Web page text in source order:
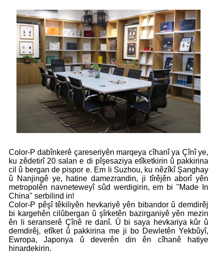
Color-P dabînkerê çareseriyên marqeya cîhanî ya Çînî ye,
ku zêdetirî 20 salan e di pîşesaziya etîketkirin û pakkirina
cil û bergan de pispor e. Em li Suzhou, ku nêzîkî Şanghay
û Nanjingê ye, hatine damezrandin, ji tîrêjên aborî yên
metropolên navneteweyî sûd werdigirin, em bi "Made In
China" serbilind in!
Color-P pêşî têkiliyên hevkariyê yên bibandor û demdirêj
bi kargehên cilûbergan û şîrketên bazirganiyê yên mezin
ên li seranserê Çînê re danî. Û bi saya hevkariya kûr û
demdirêj, etîket û pakkirina me ji bo Dewletên Yekbûyî,
Ewropa, Japonya û deverên din ên cîhanê hatiye
hinardekirin.